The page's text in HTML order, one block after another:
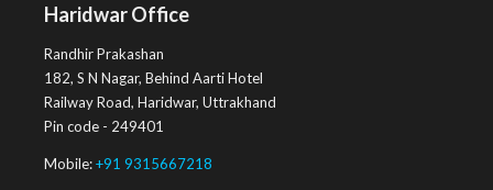
Haridwar Office
Randhir Prakashan
182, S N Nagar, Behind Aarti Hotel
Railway Road, Haridwar, Uttrakhand
Pin code - 249401
Mobile:+91 9315667218